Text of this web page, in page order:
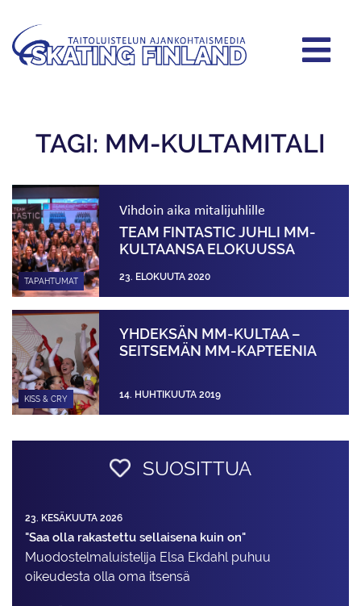
TAGI: MM-KULTAMITALI
TAPAHTUMAT
Vihdoin aika mitalijuhlille
TEAM FINTASTIC JUHLI MM-
KULTAANSA ELOKUUSSA
23. ELOKUUTA 2020
KISS & CRY
YHDEKSÄN MM-KULTAA –
SEITSEMÄN MM-KAPTEENIA
14. HUHTIKUUTA 2019
SUOSITTUA
23. KESÄKUUTA 2026
"Saa olla rakastettu sellaisena kuin on"
Muodostelma­luistelija Elsa Ekdahl puhuu
oikeudesta olla oma itsensä